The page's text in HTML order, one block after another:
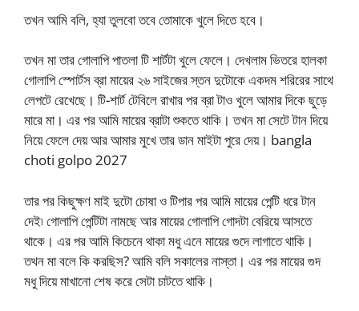
তখন আমি বলি, হ্যা তুলবো তবে তোমাকে খুলে দিতে হবে।
তখন মা তার গোলাপি পাতলা টি শার্টটা খুলে ফেলে। দেখলাম ভিতরে হালকা
গোলাপি স্পোর্টস ব্রা মায়ের ২৬ সাইজের স্তন দুটোকে একদম শরিরের সাথে
লেপটে রেখেছে। টি-শার্ট টেবিলে রাখার পর ব্রা টাও খুলে আমার দিকে ছুড়ে
মারে মা। এর পর আমি মায়ের ব্রাটা শুকতে থাকি। তখন মা সেটে টান দিয়ে
নিয়ে ফেলে দেয় আর আমার মুখে তার ডান মাইটা পুরে দেয়। bangla
choti golpo 2027
তার পর কিছুক্ষণ মাই দুটো চোষা ও টিপার পর আমি মায়ের পেন্টি ধরে টান
দেই৷ গোলাপি পেন্টিটা নামছে আর মায়ের গোলাপি গোদটা বেরিয়ে আসতে
থাকে। এর পর আমি কিচেনে থাকা মধু এনে মায়ের গুদে লাগাতে থাকি।
তথন মা বলে কি করছিস? আমি বলি সকালের নাস্তা। এর পর মায়ের গুদ
মধু দিয়ে মাখানো শেষ করে সেটা চাটতে থাকি।